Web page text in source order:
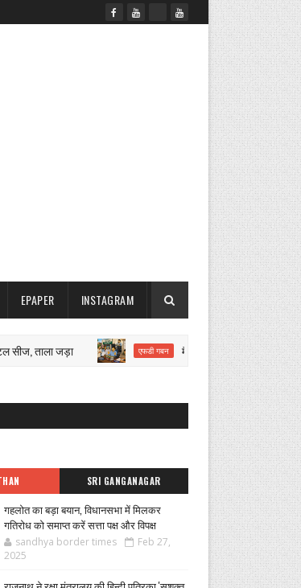
EPAPER INSTAGRAM
ताला जड़ा एफडी गबन मैनेजर पर किसानों के लाखों रुपये
SRI GANGANAGAR
गहलोत का बड़ा बयान, विधानसभा में मिलकर
गतिरोध को समाप्त करें सत्ता पक्ष और विपक्ष
sandhya border times
Feb 27,
2025